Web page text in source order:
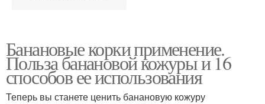
Банановые корки применение.
Польза банановой кожуры и 16
способов ее использования
Теперь вы станете ценить банановую кожуру